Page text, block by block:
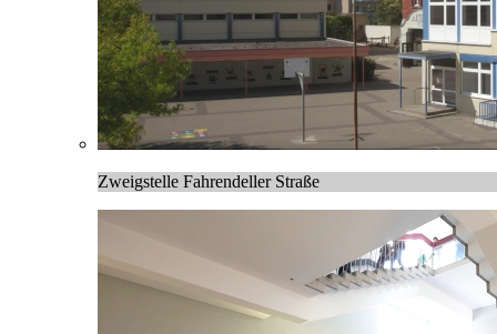
Zweigstelle Fahrendeller Straße